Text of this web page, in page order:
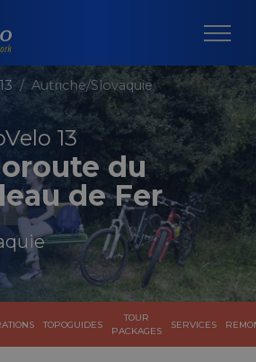
Autriche/Slovaquie
13
du
de Fer
TOPOGUIDES
TOUR
PACKAGES
SERVICES